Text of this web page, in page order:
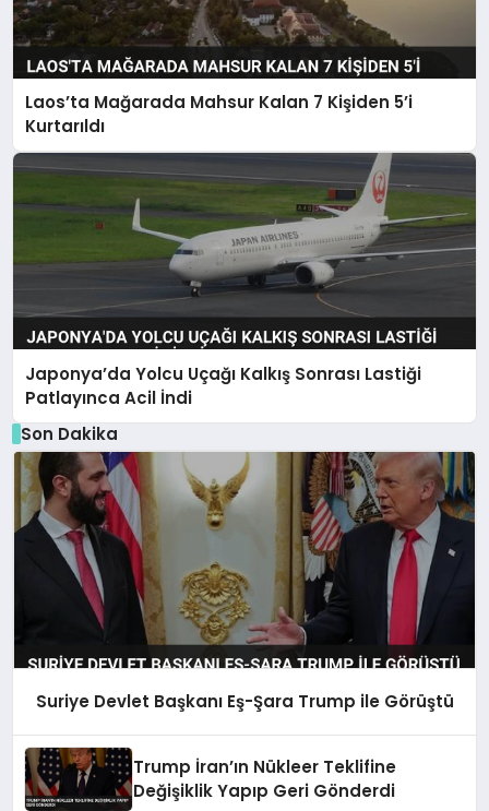
Laos’ta Mağarada Mahsur Kalan 7 Kişiden 5’i
Kurtarıldı
Japonya’da Yolcu Uçağı Kalkış Sonrası Lastiği
Patlayınca Acil İndi
Son Dakika
Suriye Devlet Başkanı Eş-Şara Trump ile Görüştü
Trump İran’ın Nükleer Teklifine
Değişiklik Yapıp Geri Gönderdi